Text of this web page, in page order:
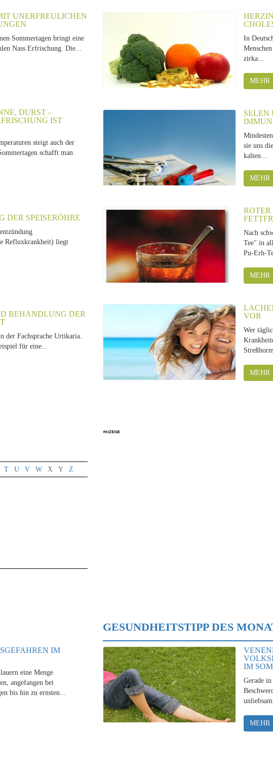
UNERFREULICHEN N
Sommertagen bringt eine
Nass Erfrischung. Die...
DURST -
IST
steigt auch der
schafft man
DER SPEISERÖHRE
Refluxkrankheit) liegt
BEHANDLUNG DER
der Fachsprache Urtikaria.
für eine...
In
zirka...
MEHR
SELEN
sie uns
kalten...
MEHR
ROTER
Nach
Tee" in
Pu-Erh-
MEHR
VOR
Wer
MEHR
T U V W X Y Z
IM
eine Menge
angefangen bei
bis hin zu ernsten...
GESUNDHEITSTIPP DES
IM
Gerade in
MEHR